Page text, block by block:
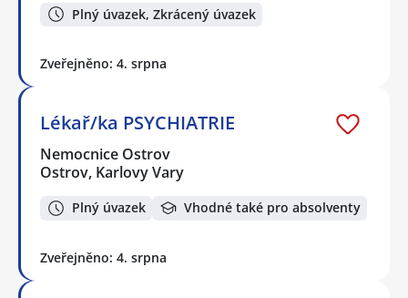
Plný úvazek, Zkrácený úvazek
Zveřejněno: 4. srpna
Lékař/ka PSYCHIATRIE
Nemocnice Ostrov
Ostrov, Karlovy Vary
Plný úvazek Vhodné také pro absolventy
Zveřejněno: 4. srpna